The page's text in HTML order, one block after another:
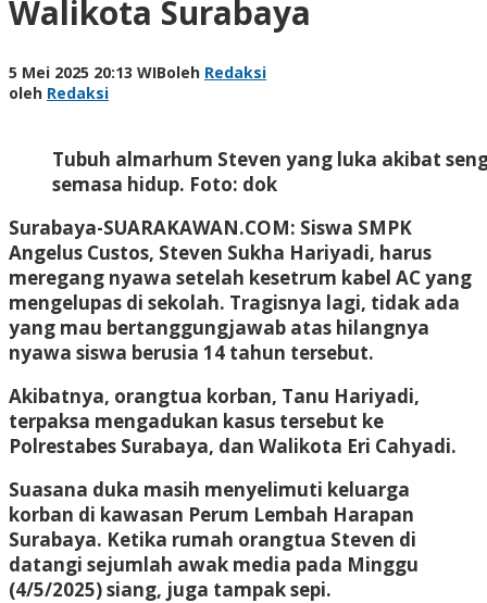
Walikota Surabaya
5 Mei 2025 20:13 WIBoleh Redaksi
oleh Redaksi
Tubuh almarhum Steven yang luka akibat
semasa hidup. Foto: dok
Surabaya-SUARAKAWAN.COM: Siswa SMPK
Angelus Custos, Steven Sukha Hariyadi, harus
meregang nyawa setelah kesetrum kabel AC yang
mengelupas di sekolah. Tragisnya lagi, tidak ada
yang mau bertanggungjawab atas hilangnya
nyawa siswa berusia 14 tahun tersebut.
Akibatnya, orangtua korban, Tanu Hariyadi,
terpaksa mengadukan kasus tersebut ke
Polrestabes Surabaya, dan Walikota Eri Cahyadi.
Suasana duka masih menyelimuti keluarga
korban di kawasan Perum Lembah Harapan
Surabaya. Ketika rumah orangtua Steven di
datangi sejumlah awak media pada Minggu
(4/5/2025) siang, juga tampak sepi.